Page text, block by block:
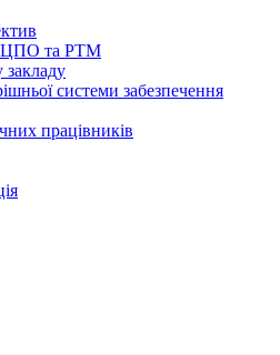
ОЦПО та РТМ
закладу
системи забезпечення
працівників